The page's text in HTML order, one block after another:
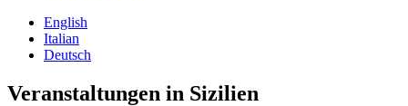
English
Italian
Deutsch
Veranstaltungen in Sizilien